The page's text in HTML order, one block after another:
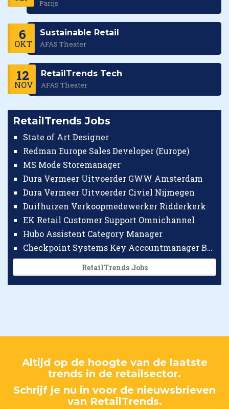
Parijs
6
OKT
Sustainable Retail
AFAS Theater
12
NOV
RetailTrends Tech
AFAS Theater
RetailTrends Jobs
State of Art Designer
Redman Europe Sales Developer (Europe)
MS Mode Storemanager
Dura Vermeer Uitvoerder GWW Amsterdam
Dura Vermeer Uitvoerder Civiel Nijmegen
Duifhuizen Verkoopmedewerker Ridderkerk
EK Retail Customer Support Omnichannel
Hubo Assistent Category Manager
Checkpoint Systems Key Accountmanager Benelux
RetailTrends Jobs
Altijd op de hoogte van de laatste
trends in de retailsector.
Schrijf je nu in voor de nieuwsbrieven
van RetailTrends.